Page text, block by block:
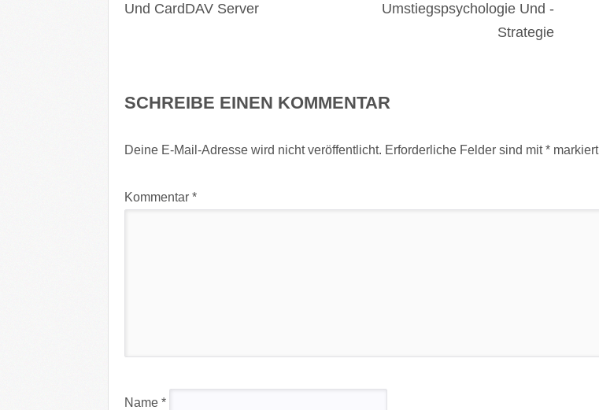
Und CardDAV Server
Umstiegspsychologie Und -
Strategie
SCHREIBE EINEN KOMMENTAR
Deine E-Mail-Adresse wird nicht veröffentlicht. Erforderliche Felder sind mit* markiert
Kommentar *
Name *